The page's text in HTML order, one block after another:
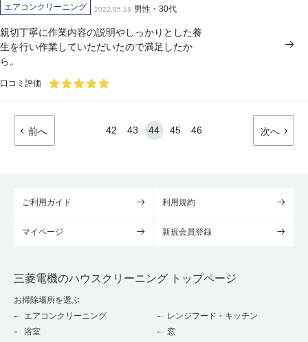
エアコンクリーニング 2022.05.18 男性・30代
親切丁寧に作業内容の説明やしっかりとした養
生を行い作業していただいたので満足したか
ら。
口コミ評価
前へ 42 43 44 45 46 次へ
ご利用ガイド 利用規約
マイページ 新規会員登録
三菱電機のハウスクリーニング トップページ
お掃除場所を選ぶ
エアコンクリーニング
レンジフード・キッチン
浴室
窓